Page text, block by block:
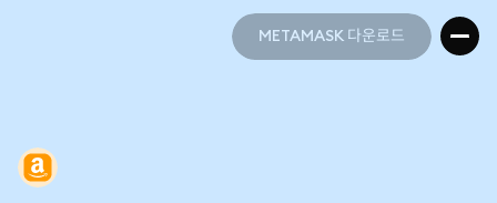
METAMASK 다운로드